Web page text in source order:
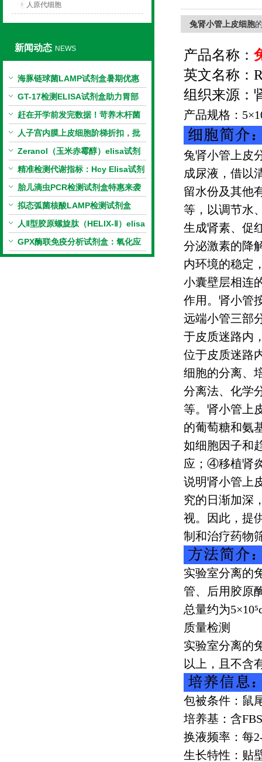
人原代细胞
新闻动态 NEWS
海豚链球菌LAMP试剂盒暑期优惠
GT-17检测ELISA试剂盒助力胃部
相关指标样本定量研究
赶在开学前发完数据！苛养木杆菌
PCR检测试剂盒暑假优惠开启
人子宫内膜上皮细胞阶梯折扣，批
量更划算
Zeranol（玉米赤霉醇）elisa试剂
盒特惠
精准检测代谢指标：Hcy Elisa试剂
盒的科研应用与技术特点
胎儿滴虫PCR检测试剂盒特惠来袭
拟态弧菌核酸LAMP检测试剂盒
（恒温荧光法）新品上市优惠活动
人Ⅱ型胶原螺旋肽（HELIX-Ⅱ）elisa
试剂盒科研优惠活动开启
GPX酶联免疫分析试剂盒：氧化应
激研究精准检测工具
兔肾小管上皮细胞
产品名称：
英文名称：
组织来源：
产品规格： 5×
兔肾小管上皮
成尿液，借以
留水份及其他
等，以调节水
生成肾素、促
分泌激素的降
内环境的稳定
小囊壁层相连
作用。肾小管
远端小管三部
于皮质迷路内
位于皮质迷路
细胞的分离、
分离法、化学
等。肾小管上
的葡萄糖和氨
如细胞因子和
应；④移植肾
说明肾小管上
究的日渐加深
视。因此，提
制和治疗药物
实验室分离的
管、后用胶原
总量约为5×10⁵
质量检测
实验室分离的
以上，且不含
包被条件：鼠
培养基：含FBS
换液频率：每
生长特性：贴